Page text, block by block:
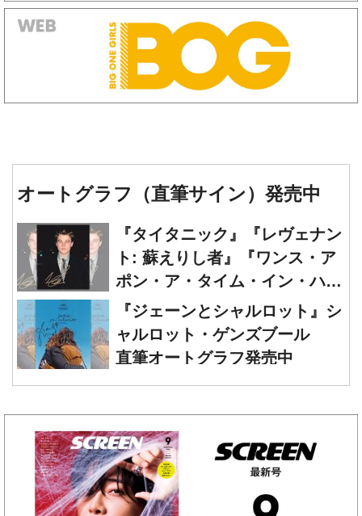
オートグラフ（直筆サイン）発売中
『タイタニック』『レヴェナン
ト: 蘇えりし者』『ワンス・ア
ポン・ア・タイム・イン・ハリ
ウッド』レオナルド・ディカプ
リオ 直筆オートグラフ発売中
『ジェーンとシャルロット』シ
ャルロット・ゲンズブール
直筆オートグラフ発売中